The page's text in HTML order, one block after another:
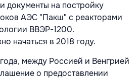
документы на постройку
АЭС "Пакш" с реакторами
ВВЭР-1200.
начаться в 2018 году.
между Россией и Венгрией
о предоставлении